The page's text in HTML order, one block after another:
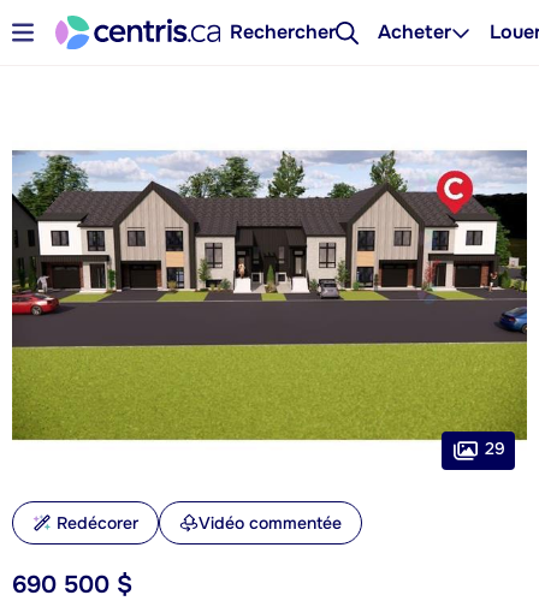
Rechercher Acheter
690 500 $
29
Redécorer Vidéo commentée